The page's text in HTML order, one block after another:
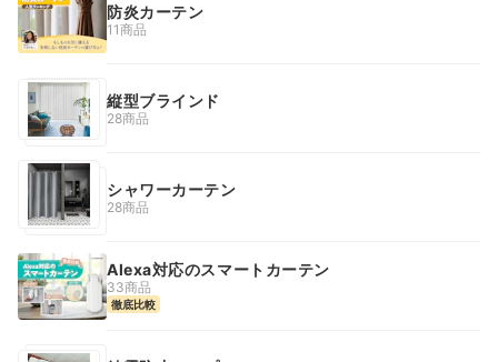
防炎カーテン
11商品
縦型ブラインド
28商品
シャワーカーテン
28商品
Alexa対応のスマートカーテン
33商品
徹底比較